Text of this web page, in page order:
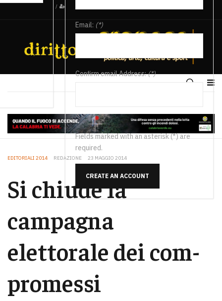
/
Email: (*)
Confirm email Address:(*)
Fields marked with an asterisk (*) are
required.
CREATE AN ACCOUNT
EDITORIALI 2014 REDAZIONE 23 MAGGIO 2014
Si chiude la
campagna
elettorale dei com-
promessi